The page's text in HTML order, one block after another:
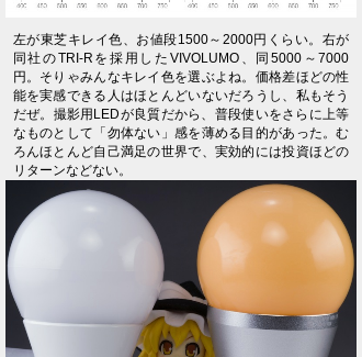
左が東芝キレイ色、お値段1500～2000円くらい。右が
同社のTRI-Rを採用したVIVOLUMO、同5000～7000
円。そりゃみんなキレイ色を選ぶよね。価格差ほどの性
能を実感できる人はほとんどいないだろうし、私もそう
だぜ。撮影用LEDが良質だから、普段使いをさらに上等
なものとして「勿体ない」感を薄める目的があった。む
ろんほとんど自己満足の世界で、実効的には投資ほどの
リターンなどない。